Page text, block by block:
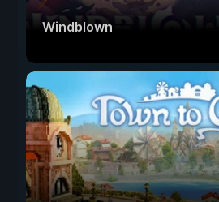
Windblown